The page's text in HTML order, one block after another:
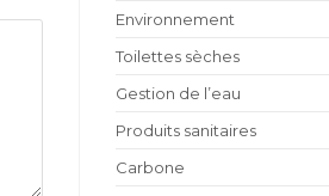
Environnement
Toilettes sèches
Gestion de l’eau
Produits sanitaires
Carbone